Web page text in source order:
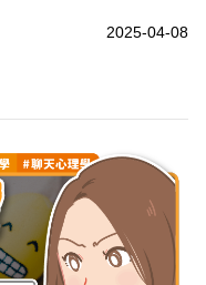
2025-04-08